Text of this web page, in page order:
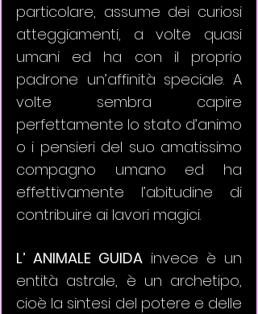
particolare, assume dei curiosi
atteggiamenti, a volte quasi
umani ed ha con il proprio
padrone un’affinità speciale. A
volte sembra capire
perfettamente lo stato d’animo
o i pensieri del suo amatissimo
compagno umano ed ha
effettivamente l’abitudine di
contribuire ai lavori magici.
L’ ANIMALE GUIDA invece è un
entità astrale, è un archetipo,
cioè la sintesi del potere e delle